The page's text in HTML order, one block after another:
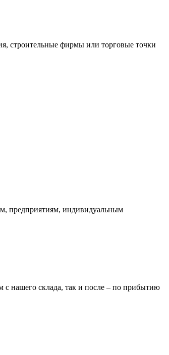
строительные фирмы или торговые точки
предприятиям, индивидуальным
с нашего склада, так и после – по прибытию